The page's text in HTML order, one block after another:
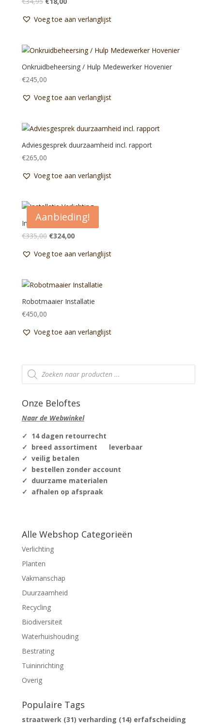
was:
is:
Voeg toe aan verlanglijst
Onkruidbeheersing / Hulp Medewerker Hovenier
€245,00
Voeg toe aan verlanglijst
Adviesgesprek duurzaamheid incl. rapport
€265,00
Voeg toe aan verlanglijst
Aanbieding!
Installatie Verlichting
€335,00 Oorspronkelijke
was:
€324,00Huidige
is:
Voeg toe aan verlanglijst
Robotmaaier Installatie
€450,00
Voeg toe aan verlanglijst
Producten
zoeken
Onze Beloftes
Naar de Webwinkel
✓ 14 dagen retourrecht
✓ breed assortiment leverbaar
✓ veilig betalen
✓ bestellen zonder account
✓ duurzame materialen
✓ afhalen op afspraak
Alle Webshop Categorieën
Verlichting
Planten
Vakmanschap
Duurzaamheid
Recycling
Biodiversiteit
Waterhuishouding
Bestrating
Tuininrichting
Overig
Populaire Tags
straatwerk (31) verharding (14) erfafscheiding